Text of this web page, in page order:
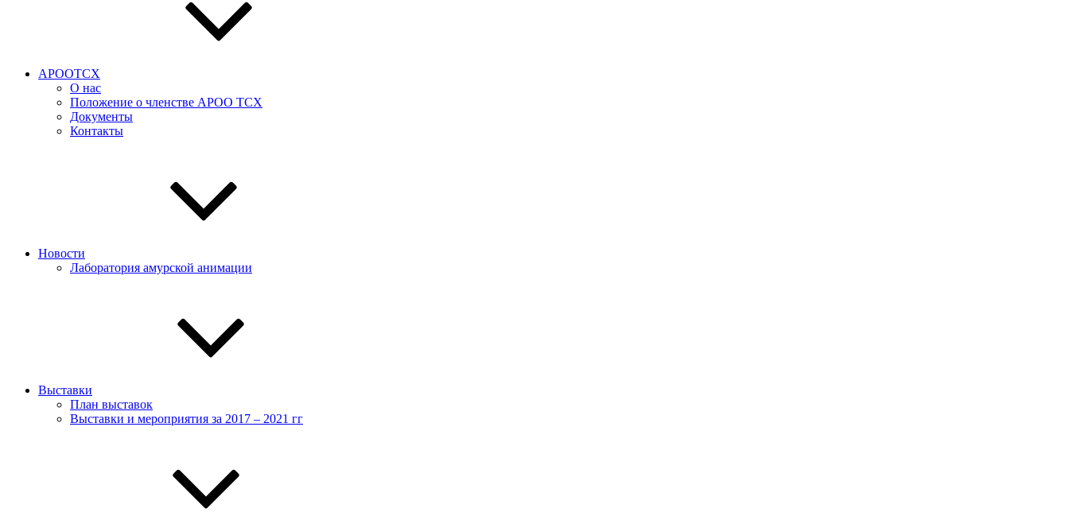
АРООТСХ
О нас
Положение о членстве АРОО ТСХ
Документы
Контакты
Новости
Лаборатория амурской анимации
Выставки
План выставок
Выставки и мероприятия за 2017 – 2021 гг